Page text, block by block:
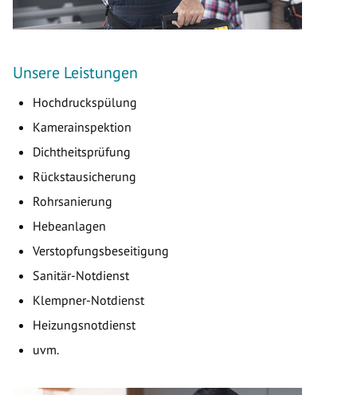
Unsere Leistungen
Hochdruckspülung
Kamerainspektion
Dichtheitsprüfung
Rückstausicherung
Rohrsanierung
Hebeanlagen
Verstopfungsbeseitigung
Sanitär-Notdienst
Klempner-Notdienst
Heizungsnotdienst
uvm.